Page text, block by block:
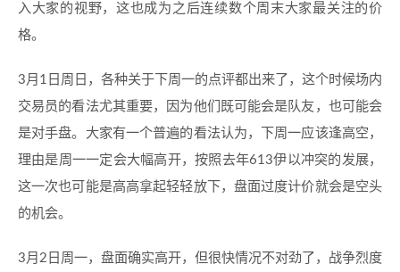
入大家的视野，这也成为之后连续数个周末大家最关注的价
格。
3月1日周日，各种关于下周一的点评都出来了，这个时候场内
交易员的看法尤其重要，因为他们既可能会是队友，也可能会
是对手盘。大家有一个普遍的看法认为，下周一应该逢高空，
理由是周一一定会大幅高开，按照去年613伊以冲突的发展，
这一次也可能是高高拿起轻轻放下，盘面过度计价就会是空头
的机会。
3月2日周一，盘面确实高开，但很快情况不对劲了，战争烈度